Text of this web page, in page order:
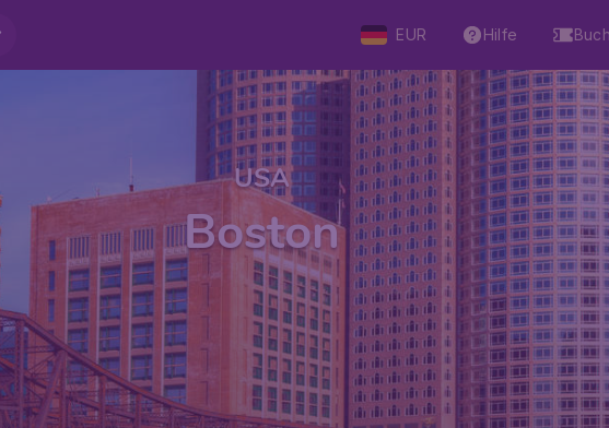
EUR Hilfe
USA
Boston